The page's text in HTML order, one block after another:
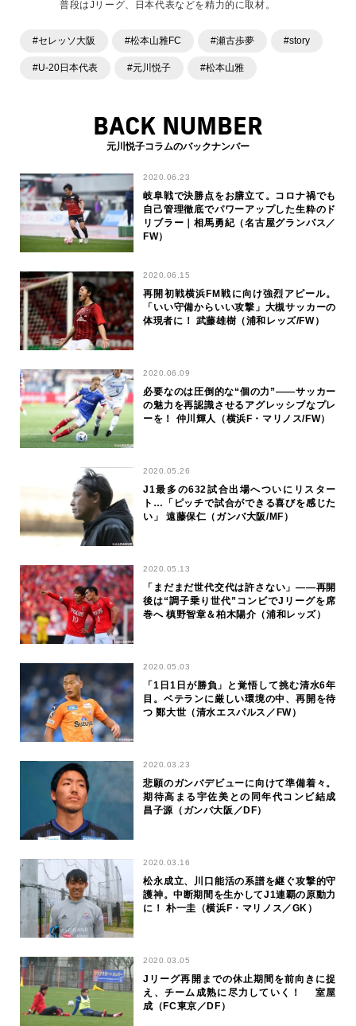
普段はJリーグ、日本代表などを精力的に取材。
#セレッソ大阪 #松本山雅FC #瀬古歩夢 #story
#U-20日本代表 #元川悦子 #松本山雅
BACK NUMBER
元川悦子コラムのバックナンバー
2020.06.23
岐阜戦で決勝点をお膳立て。コロナ禍でも
自己管理徹底でパワーアップした生粋のド
リブラー｜相馬勇紀（名古屋グランパス／
FW）
2020.06.15
再開初戦横浜FM戦に向け強烈アピール。
「いい守備からいい攻撃」大槻サッカーの
体現者に！ 武藤雄樹（浦和レッズ/FW）
2020.06.09
必要なのは圧倒的な“個の力”——サッカー
の魅力を再認識させるアグレッシブなプレ
ーを！ 仲川輝人（横浜F・マリノス/FW）
2020.05.26
J1最多の632試合出場へついにリスター
ト…「ピッチで試合ができる喜びを感じた
い」 遠藤保仁（ガンバ大阪/MF）
2020.05.13
「まだまだ世代交代は許さない」――再開
後は“調子乗り世代”コンビでJリーグを席
巻へ 槙野智章＆柏木陽介（浦和レッズ）
2020.05.03
「1日1日が勝負」と覚悟して挑む清水6年
目。ベテランに厳しい環境の中、再開を待
つ 鄭大世（清水エスパルス／FW）
2020.03.23
悲願のガンバデビューに向けて準備着々。
期待高まる宇佐美との同年代コンビ結成
昌子源（ガンバ大阪／DF）
2020.03.16
松永成立、川口能活の系譜を継ぐ攻撃的守
護神。中断期間を生かしてJ1連覇の原動力
に！ 朴一圭（横浜F・マリノス／GK）
2020.03.05
Jリーグ再開までの休止期間を前向きに捉
え、チーム成熟に尽力していく！ 室屋
成（FC東京／DF）